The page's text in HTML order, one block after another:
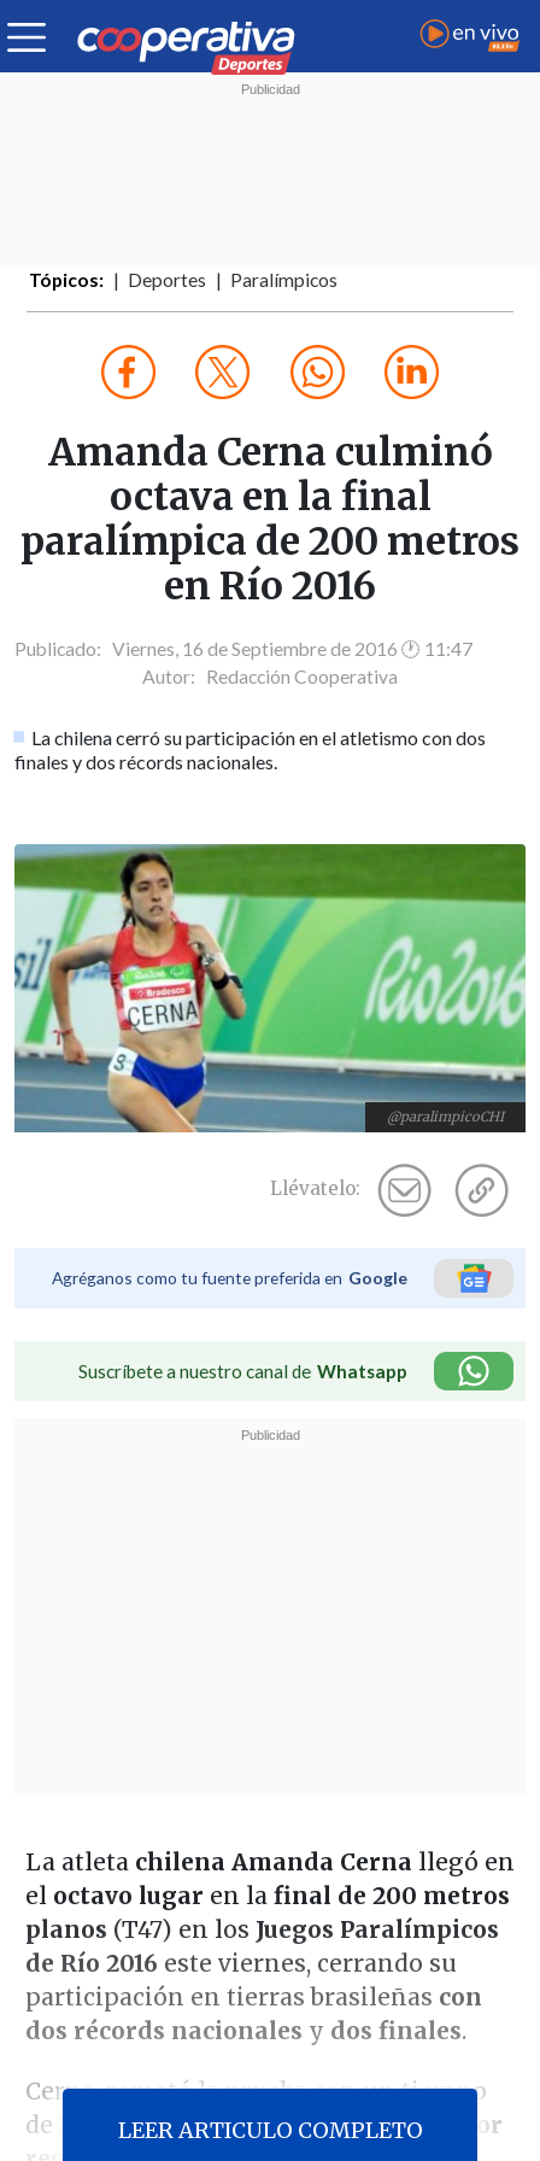
Tópicos: Deportes Paralímpicos
Amanda Cerna culminó
octava en la final
paralímpica de 200 metros
en Río 2016
Publicado: Viernes, 16 de Septiembre de 2016 🕐 11:47
Autor: Redacción Cooperativa
La chilena cerró su participación en el atletismo con dos
finales y dos récords nacionales.
@paralimpicoCHI
Llévatelo:
Agréganos como tu fuente preferida en Google
Suscríbete a nuestro canal de Whatsapp
La atleta chilena Amanda Cerna llegó en
el octavo lugar en la final de 200 metros
planos (T47) en los Juegos Paralímpicos
de Río 2016 este viernes, cerrando su
participación en tierras brasileñas con
dos récords nacionales y dos finales.
Cerna, remató la prueba con un tiempo
de 28"19"', ados centésimas de su mejor
LEER ARTICULO COMPLETO